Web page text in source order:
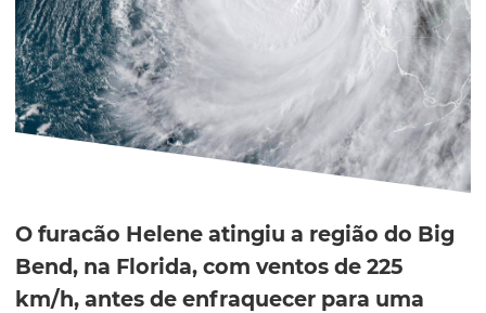
O furacão Helene atingiu a região do Big
Bend, na Florida, com ventos de 225
km/h, antes de enfraquecer para uma